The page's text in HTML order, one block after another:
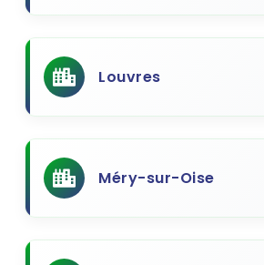
Louvres
Méry-sur-Oise